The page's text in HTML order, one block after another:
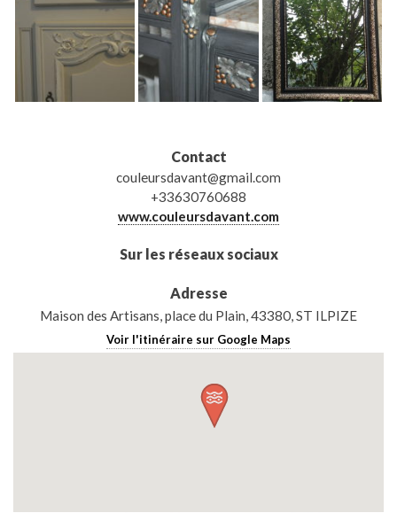
Contact
couleursdavant@gmail.com
+33630760688
www.couleursdavant.com
Sur les réseaux sociaux
Adresse
Maison des Artisans, place du Plain, 43380, ST ILPIZE
Voir l'itinéraire sur Google Maps